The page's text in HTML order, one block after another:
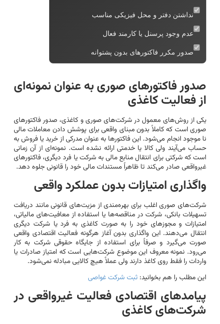
نداشتن دفتر و محل فیزیکی مناسب
عدم وجود پرسنل یا کارمند فعال
صدور مکرر فاکتورهای بدون پشتوانه
صدور فاکتورهای صوری به عنوان نمونه‌ای
از فعالیت کاغذی
یکی از روش‌های معمول در شرکت‌های صوری و کاغذی، صدور فاکتورهای
صوری است که کاملاً بدون مبنای واقعی برای پوشش دادن معاملات مالی
نا موجود انجام می‌شود. این فاکتورها به عنوان مدرکی از خرید یا فروش به
حساب می‌آیند ولی کالا یا خدمتی ارائه نشده است. نمونه‌ای از آن زمانی
است که شرکتی برای انتقال منابع مالی به شرکت یا فرد دیگری، فاکتورهای
غیرواقعی صادر می‌کند تا ظاهراً مستندات مالی خود را قانونی جلوه دهد.
واگذاری امتیازات بدون عملکرد واقعی
شرکت‌های صوری اغلب برای بهره‌مندی از مزیت‌های قانونی مانند دریافت
تسهیلات بانکی، شرکت در مناقصه‌ها یا استفاده از معافیت‌های مالیاتی،
امتیازات و مجوزهای خود را به صورت کاغذی به فرد یا شرکت دیگری
انتقال می‌دهند. این واگذاری بدون آغاز هرگونه فعالیت اقتصادی واقعی
صورت می‌گیرد و صرفاً برای استفاده از جایگاه حقوقی شرکت به کار
می‌رود. نمونه معروف این موضوع شرکت‌هایی است که امتیاز صادرات یا
واردات را فقط روی کاغذ دارند ولی عملاً هیچ کالایی مبادله نمی‌شود.
این مطلب را هم بخوانید: ثبت شرکت غواصی
پیامدهای اقتصادی فعالیت غیرواقعی در
شرکت‌های کاغذی